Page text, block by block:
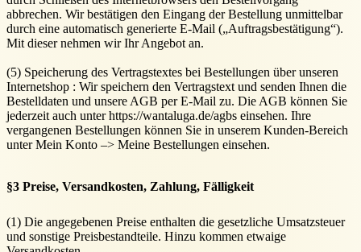
abbrechen. Wir bestätigen den Eingang der Bestellung unmittelbar
durch eine automatisch generierte E-Mail („Auftragsbestätigung“).
Mit dieser nehmen wir Ihr Angebot an.
(5) Speicherung des Vertragstextes bei Bestellungen über unseren
Internetshop : Wir speichern den Vertragstext und senden Ihnen die
Bestelldaten und unsere AGB per E-Mail zu. Die AGB können Sie
jederzeit auch unter https://wantaluga.de/agbs einsehen. Ihre
vergangenen Bestellungen können Sie in unserem Kunden-Bereich
unter Mein Konto –> Meine Bestellungen einsehen.
§3 Preise, Versandkosten, Zahlung, Fälligkeit
(1) Die angegebenen Preise enthalten die gesetzliche Umsatzsteuer
und sonstige Preisbestandteile. Hinzu kommen etwaige